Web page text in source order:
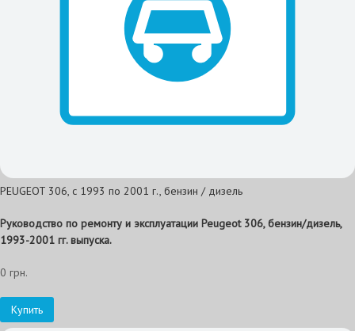
PEUGEOT 306, с 1993 по 2001 г., бензин / дизель
Руководство по ремонту и эксплуатации Peugeot 306, бензин/дизель,
1993-2001 гг. выпуска.
0 грн.
Купить